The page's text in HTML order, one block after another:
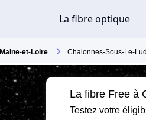
Maine-et-Loire Chalonnes-Sous-Le-
La fibre Free à
Testez votre